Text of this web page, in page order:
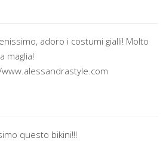
adoro i costumi gialli! Molto
maglia!
questo bikini!!!